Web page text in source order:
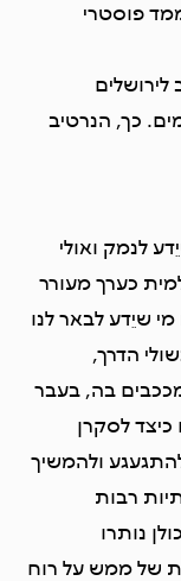
ממד פוסטרי
כך, הנרטיב
לנמק ואולי
כערך מעורר
שיֵדע לבאר לנו
הדרך,
בה, בעבר
כיצד לסקרן
ולהמשיך
רבות
נותרו
של ממש על רוח